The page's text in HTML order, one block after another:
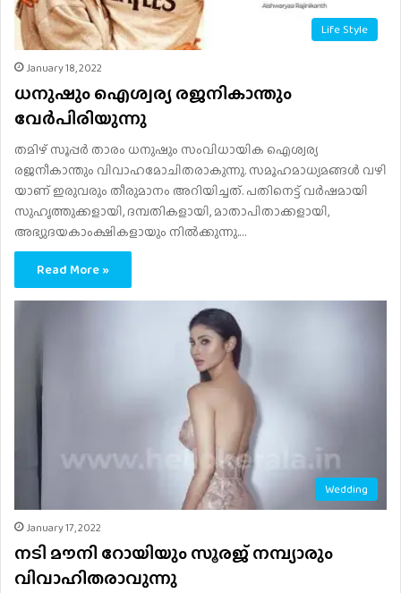
Life Style
January 18, 2022
ധനുഷും ഐശ്വര്യ രജനികാന്തും
വേർപിരിയുന്നു
തമിഴ് സൂപ്പര്‍ താരം ധനുഷും സംവിധായിക ഐശ്വര്യ
രജനീകാന്തും വിവാഹമോചിതരാകുന്നു. സ​മൂ​ഹ​മാ​ധ്യ​മ​ങ്ങ​ൾ വ​ഴി​
യാ​ണ് ഇ​രു​വ​രും തീ​രു​മാ​നം അ​റി​യി​ച്ച​ത്. പതിനെട്ട് വര്‍ഷമായി
സുഹൃത്തുക്കളായി, ദമ്പതികളായി, മാതാപിതാക്കളായി,
അഭ്യുദയകാംക്ഷികളായും നില്‍ക്കുന്നു.…
Read More »
Wedding
January 17, 2022
നടി മൗനി റോയിയും സൂരജ് നമ്പ്യാരും
വിവാഹിതരാവുന്നു